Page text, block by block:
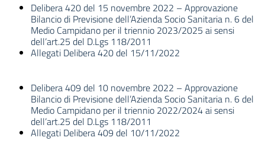
Delibera 420 del 15 novembre 2022 – Approvazione
Bilancio di Previsione dell’Azienda Socio Sanitaria n. 6 del
Medio Campidano per il triennio 2023/2025 ai sensi
dell’art.25 del D.Lgs 118/2011
Allegati Delibera 420 del 15/11/2022
Delibera 409 del 10 novembre 2022 – Approvazione
Bilancio di Previsione dell’Azienda Socio Sanitaria n. 6 del
Medio Campidano per il triennio 2022/2024 ai sensi
dell’art.25 del D.Lgs 118/2011
Allegati Delibera 409 del 10/11/2022